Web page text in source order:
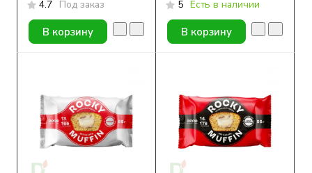
4.7 Под заказ
В корзину
55гр.New
5 Есть в наличии
В корзину